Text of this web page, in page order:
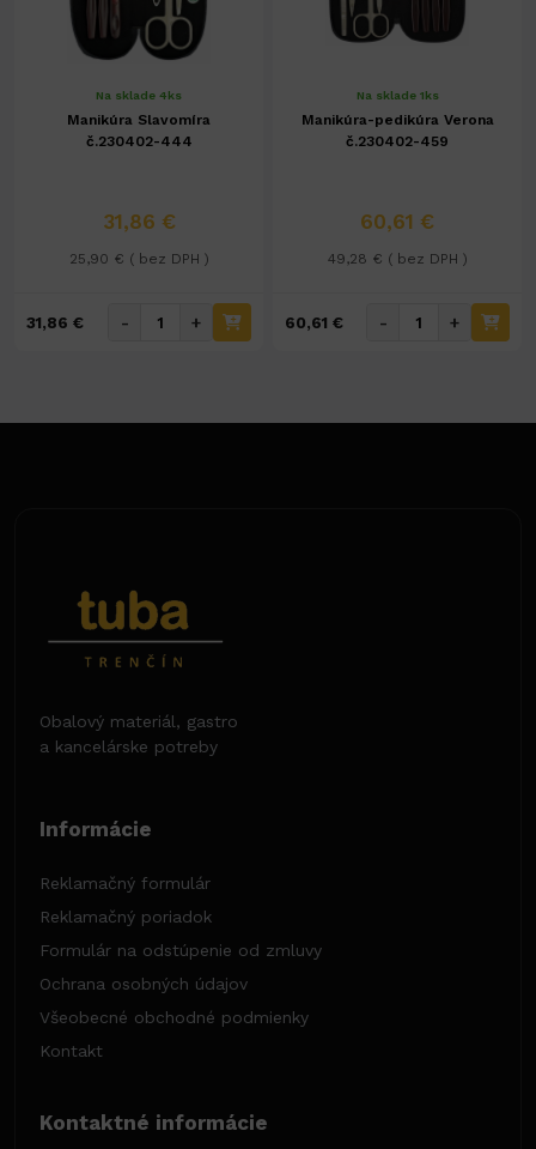
Na sklade 4ks
Manikúra Slavomíra
č.230402-444
31,86 €
25,90 € ( bez DPH )
31,86 € - +
Na sklade 1ks
Manikúra-pedikúra Verona
č.230402-459
60,61 €
49,28 € ( bez DPH )
60,61 € - +
Obalový materiál, gastro
a kancelárske potreby
Informácie
Reklamačný formulár
Reklamačný poriadok
Formulár na odstúpenie od zmluvy
Ochrana osobných údajov
Všeobecné obchodné podmienky
Kontakt
Kontaktné informácie